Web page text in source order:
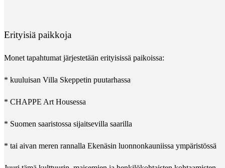
Erityisiä paikkoja
Monet tapahtumat järjestetään erityisissä paikoissa:
* kuuluisan Villa Skeppetin puutarhassa
* CHAPPE Art Housessa
* Suomen saaristossa sijaitsevilla saarilla
* tai aivan meren rannalla Ekenäsin luonnonkauniissa ympäristössä